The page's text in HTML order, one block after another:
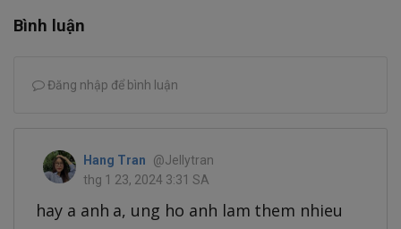
Bình luận
Đăng nhập để bình luận
Hang Tran
@Jellytran
thg 1 23, 2024 3:31 SA
hay a anh a, ung ho anh lam them nhieu